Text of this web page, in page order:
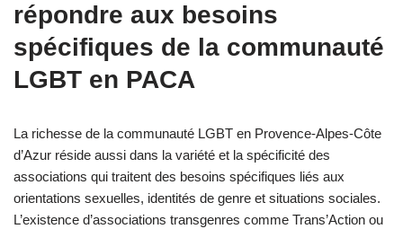
répondre aux besoins
spécifiques de la communauté
LGBT en PACA
La richesse de la communauté LGBT en Provence-Alpes-Côte
d’Azur réside aussi dans la variété et la spécificité des
associations qui traitent des besoins spécifiques liés aux
orientations sexuelles, identités de genre et situations sociales.
L’existence d’associations transgenres comme Trans’Action ou